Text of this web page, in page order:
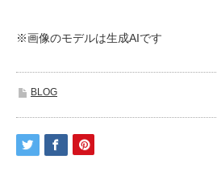
※画像のモデルは生成AIです
BLOG